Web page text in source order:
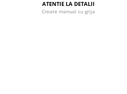
ATENTIE LA DETALII
Create manual cu grija